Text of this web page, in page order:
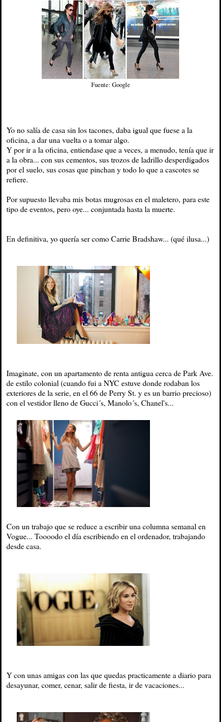
Fuente: Google
Yo no salía de casa sin los tacones, daba igual que fuese a la
oficina, a dar una vuelta o a tomar algo.
Y por ir a la oficina, entiendase que a veces, a menudo, tenía que ir
a la obra... con sus cementos, sus trozos de ladrillo desperdigados
por el suelo, sus cosas que pinchan y todo lo que a cascotes se
refiere.
Por supuesto llevaba mis botas mugrosas en el maletero, para este
tipo de eventos, pero oye... conjuntada hasta la muerte.
En definitiva, yo quería ser como Carrie Bradshaw... (qué ilusa...)
Imaginate, con un apartamento de renta antigua cerca de Park Ave.
de estilo colonial (cuando fui a NYC estuve donde rodaban los
exteriores de la serie, en el 66 de Perry St. y es un barrio precioso)
con el vestidor lleno de Gucci´s, Manolo´s, Chanel's...
Con un trabajo que se reduce a escribir una columna semanal en
Vogue... Toooodo el día escribiendo en el ordenador, trabajando
desde casa.
Y con unas amigas con las que quedas practicamente a diario para
desayunar, comer, cenar, salir de fiesta, ir de vacaciones...